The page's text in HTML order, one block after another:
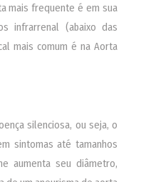
mais frequente é em sua
infrarrenal (abaixo das
mais comum é na Aorta
silenciosa, ou seja, o
sintomas até tamanhos
aumenta seu diâmetro,